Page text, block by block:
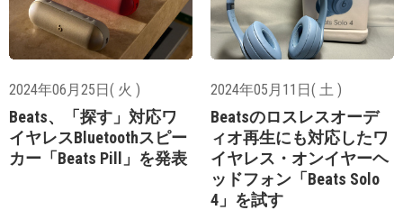
2024年06月25日( 火 )
Beats、「探す」対応ワ
イヤレスBluetoothスピー
カー「Beats Pill」を発表
2024年05月11日( 土 )
Beatsのロスレスオーデ
ィオ再生にも対応したワ
イヤレス・オンイヤーヘ
ッドフォン「Beats Solo
4」を試す